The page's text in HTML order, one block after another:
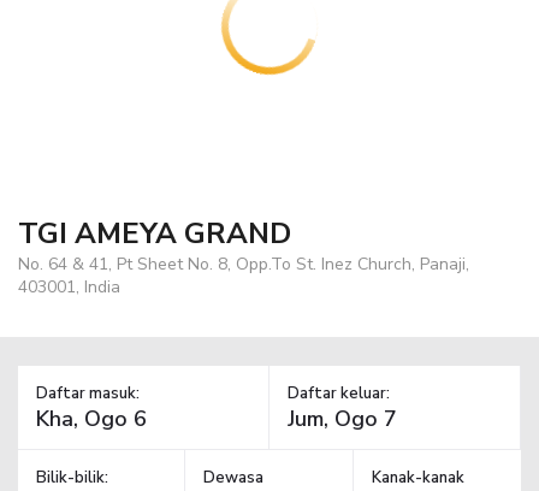
TGI AMEYA GRAND
No. 64 & 41, Pt Sheet No. 8, Opp.To St. Inez Church, Panaji,
403001, India
Daftar masuk: Daftar keluar:
Bilik-bilik: Dewasa Kanak-kanak